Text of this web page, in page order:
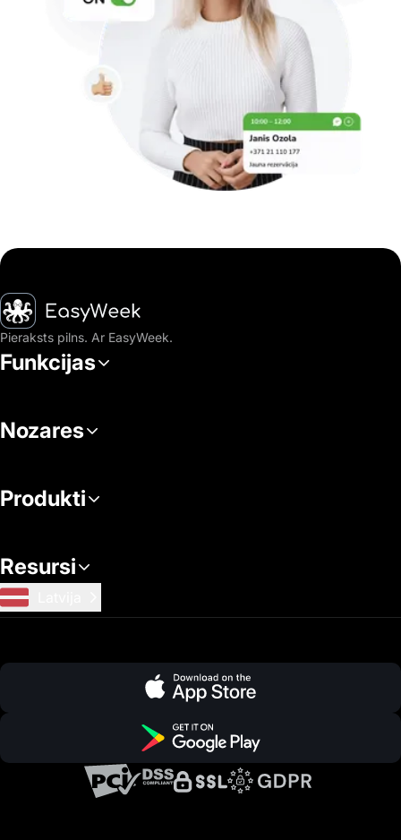
Sākumlapa
Pieraksts pilns. Ar EasyWeek.
Funkcijas
Nozares
Produkti
Resursi